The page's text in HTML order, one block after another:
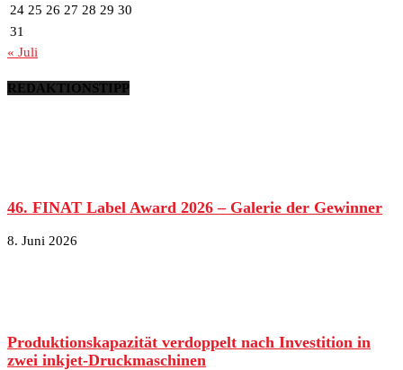
24 25 26 27 28 29 30
31
« Juli
REDAKTIONSTIPP
46. FINAT Label Award 2026 – Galerie der Gewinner
8. Juni 2026
Produktionskapazität verdoppelt nach Investition in
zwei inkjet-Druckmaschinen